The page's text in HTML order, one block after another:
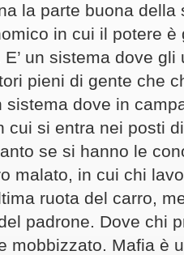
la parte buona della
in cui il potere è
un sistema dove
pieni di gente che
sistema dove in
cui si entra nei posti
se si hanno le
malato, in cui chi
ruota del carro,
padrone. Dove chi
mobbizzato. Mafia è